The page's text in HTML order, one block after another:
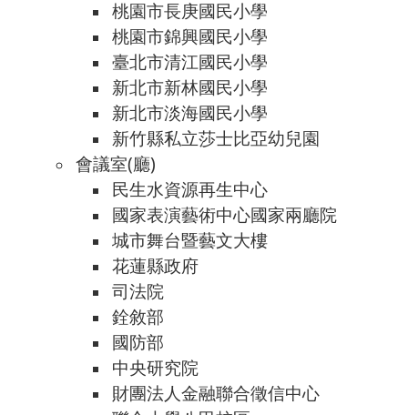
桃園市長庚國民小學
桃園市錦興國民小學
臺北市清江國民小學
新北市新林國民小學
新北市淡海國民小學
新竹縣私立莎士比亞幼兒園
會議室(廳)
民生水資源再生中心
國家表演藝術中心國家兩廳院
城市舞台暨藝文大樓
花蓮縣政府
司法院
銓敘部
國防部
中央研究院
財團法人金融聯合徵信中心